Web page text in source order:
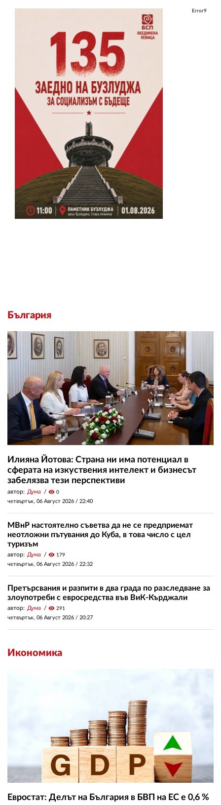
Error9
България
Илияна Йотова: Страна ни има потенциал в
сферата на изкуствения интелект и бизнесът
забелязва тези перспективи
автор: Дума visibility 0
четвъртък, 06 Август 2026 / 22:40
МВнР настоятелно съветва да не се предприемат
неотложни пътувания до Куба, в това число с цел
туризъм
автор: Дума visibility 179
четвъртък, 06 Август 2026 / 22:32
Претърсвания и разпити в два града по разследване за
злоупотреби с евросредства във ВиК-Кърджали
автор: Дума visibility 291
четвъртък, 06 Август 2026 / 20:27
Икономика
Евростат: Делът на България в БВП на ЕС е 0,6 %